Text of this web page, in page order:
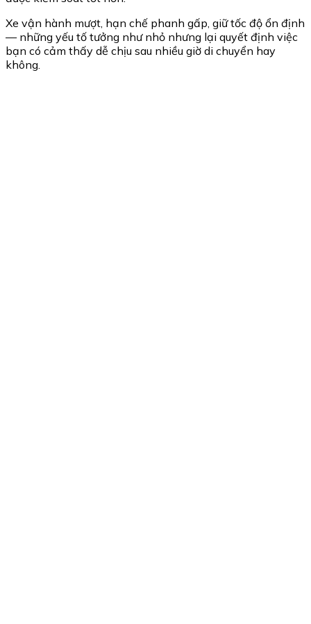
Xe vận hành mượt, hạn chế phanh gấp, giữ tốc độ ổn định
— những yếu tố tưởng như nhỏ nhưng lại quyết định việc
bạn có cảm thấy dễ chịu sau nhiều giờ di chuyển hay
không.